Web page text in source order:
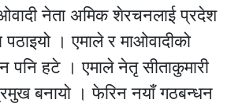
नेता अमिक शेरचनलाई प्रदेश
। एमाले र माओवादीको
पनि हटे । एमाले नेतृ सीताकुमारी
बनायो । फेरिन नयाँ गठबन्धन